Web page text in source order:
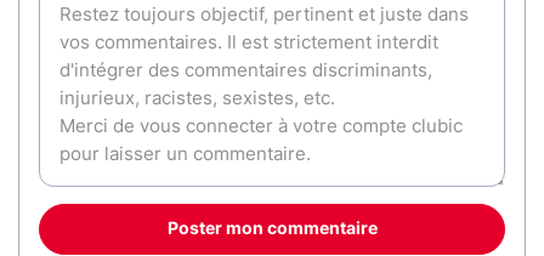
Poster mon commentaire